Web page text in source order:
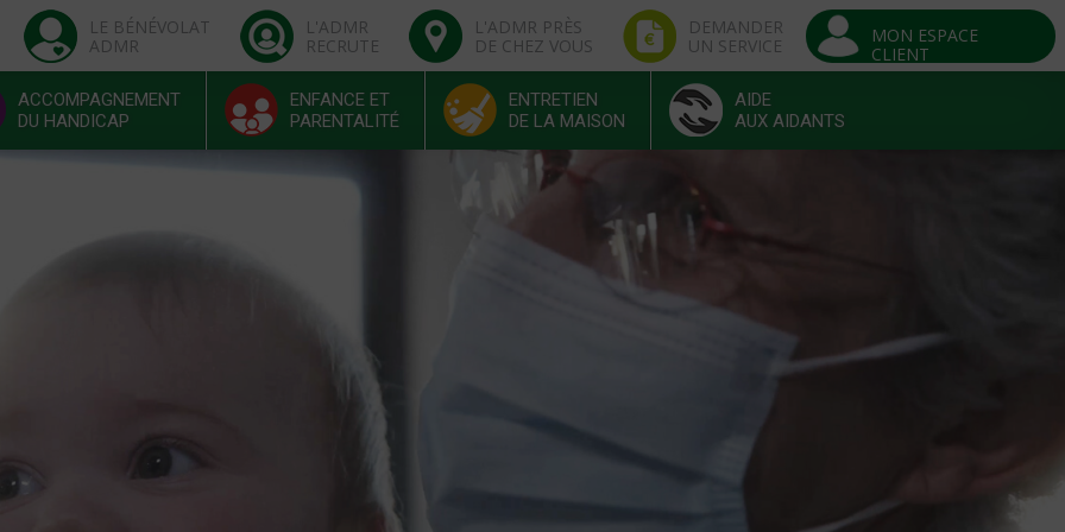
LE BÉNÉVOLAT
ADMR
L'ADMR
RECRUTE
L'ADMR PRÈS
DE CHEZ VOUS
DEMANDER
UN SERVICE
MON ESPACE
CLIENT
ACCOMPAGNEMENT
DU HANDICAP
ENFANCE ET
PARENTALITÉ
ENTRETIEN
DE LA MAISON
AIDE
AUX AIDANTS